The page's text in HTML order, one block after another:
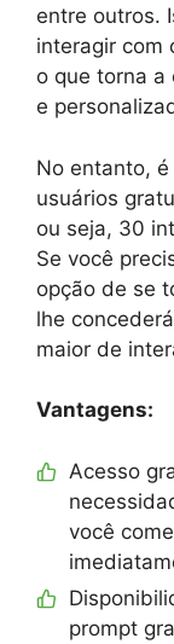
entre outros.
interagir com
o que torna a
e
No entanto,
usuários
ou seja, 30
Se você
opção de se
lhe
maior de
Vantagens:
Acesso
você
prompt